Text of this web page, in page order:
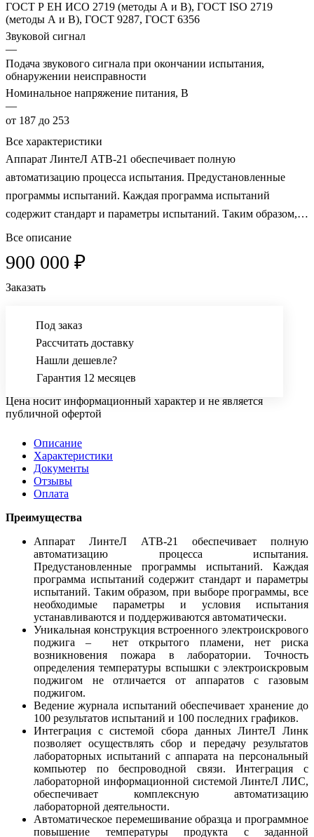
ГОСТ Р ЕН ИСО 2719 (методы А и В), ГОСТ ISO 2719
(методы А и В), ГОСТ 9287, ГОСТ 6356
Звуковой сигнал
—
Подача звукового сигнала при окончании испытания,
обнаружении неисправности
Номинальное напряжение питания, В
—
от 187 до 253
Все характеристики
Аппарат ЛинтеЛ АТВ-21 обеспечивает полную
автоматизацию процесса испытания. Предустановленные
программы испытаний. Каждая программа испытаний
содержит стандарт и параметры испытаний. Таким образом,
при выборе программы, все необходимые параметры и
автоматически.
Все описание
900 000 ₽
Заказать
Под заказ
Рассчитать доставку
Нашли дешевле?
Гарантия 12 месяцев
Цена носит информационный характер и не является
публичной офертой
Описание
Характеристики
Документы
Отзывы
Оплата
Преимущества
Аппарат ЛинтеЛ АТВ-21 обеспечивает полную
автоматизацию процесса испытания.
Предустановленные программы испытаний. Каждая
программа испытаний содержит стандарт и параметры
испытаний. Таким образом, при выборе программы, все
необходимые параметры и условия испытания
устанавливаются и поддерживаются автоматически.
Уникальная конструкция встроенного электроискрового
поджига – нет открытого пламени, нет риска
возникновения пожара в лаборатории. Точность
определения температуры вспышки с электроискровым
поджигом не отличается от аппаратов с газовым
поджигом.
Ведение журнала испытаний обеспечивает хранение до
100 результатов испытаний и 100 последних графиков.
Интеграция с системой сбора данных ЛинтеЛ Линк
позволяет осуществлять сбор и передачу результатов
лабораторных испытаний с аппарата на персональный
компьютер по беспроводной связи. Интеграция с
лабораторной информационной системой ЛинтеЛ ЛИС,
обеспечивает комплексную автоматизацию
лабораторной деятельности.
Автоматическое перемешивание образца и программное
повышение температуры продукта с заданной